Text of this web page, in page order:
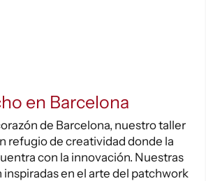
en Barcelona
de Barcelona, nuestro taller
refugio de creatividad donde la
con la innovación. Nuestras
en el arte del patchwork